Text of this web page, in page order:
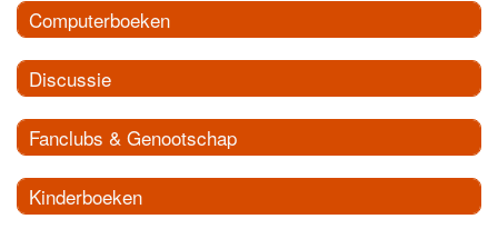
Computerboeken
Discussie
Fanclubs & Genootschap
Kinderboeken